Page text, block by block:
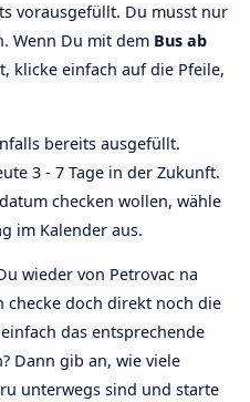
vorausgefüllt. Du musst nur
Wenn Du mit dem Bus ab
klicke einfach auf die Pfeile,
bereits ausgefüllt.
3 - 7 Tage in der Zukunft.
checken wollen, wähle
im Kalender aus.
wieder von Petrovac na
checke doch direkt noch die
das entsprechende
Dann gib an, wie viele
unterwegs sind und starte